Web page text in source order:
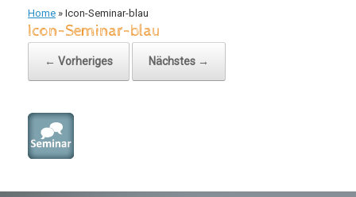
Home » Icon-Seminar-blau
Icon-Seminar-blau
← Vorheriges Nächstes →